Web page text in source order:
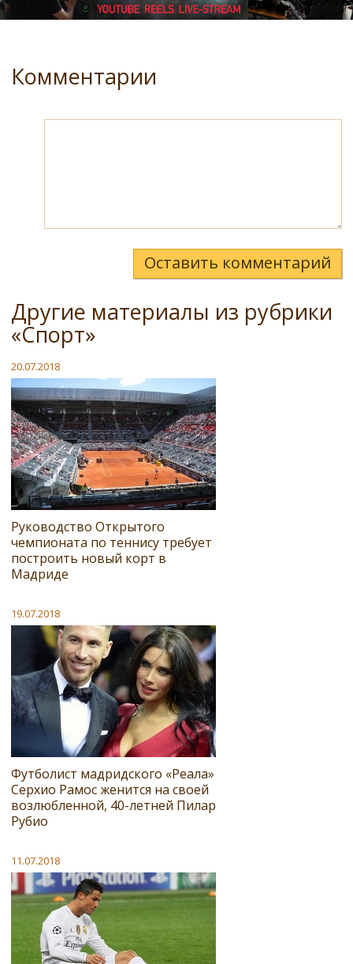
Комментарии
Оставить комментарий
Другие материалы из рубрики
«Спорт»
20.07.2018
Руководство Открытого
чемпионата по теннису требует
построить новый корт в
Мадриде
19.07.2018
Футболист мадридского «Реала»
Серхио Рамос женится на своей
возлюбленной, 40-летней Пилар
Рубио
11.07.2018